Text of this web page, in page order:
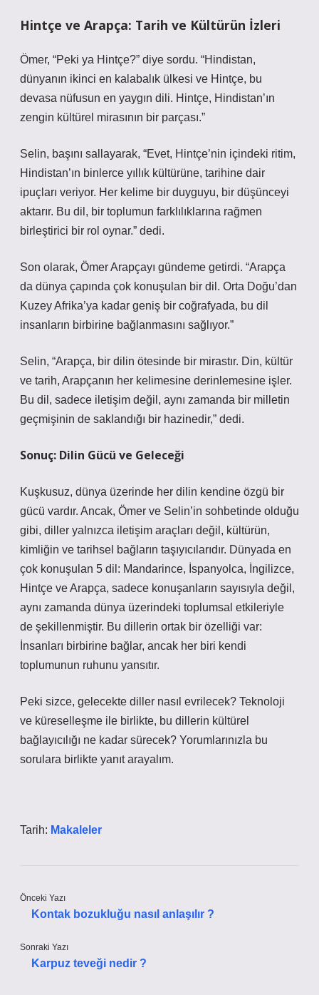
Hintçe ve Arapça: Tarih ve Kültürün İzleri
Ömer, “Peki ya Hintçe?” diye sordu. “Hindistan,
dünyanın ikinci en kalabalık ülkesi ve Hintçe, bu
devasa nüfusun en yaygın dili. Hintçe, Hindistan’ın
zengin kültürel mirasının bir parçası.”
Selin, başını sallayarak, “Evet, Hintçe’nin içindeki ritim,
Hindistan’ın binlerce yıllık kültürüne, tarihine dair
ipuçları veriyor. Her kelime bir duyguyu, bir düşünceyi
aktarır. Bu dil, bir toplumun farklılıklarına rağmen
birleştirici bir rol oynar.” dedi.
Son olarak, Ömer Arapçayı gündeme getirdi. “Arapça
da dünya çapında çok konuşulan bir dil. Orta Doğu’dan
Kuzey Afrika’ya kadar geniş bir coğrafyada, bu dil
insanların birbirine bağlanmasını sağlıyor.”
Selin, “Arapça, bir dilin ötesinde bir mirastır. Din, kültür
ve tarih, Arapçanın her kelimesine derinlemesine işler.
Bu dil, sadece iletişim değil, aynı zamanda bir milletin
geçmişinin de saklandığı bir hazinedir,” dedi.
Sonuç: Dilin Gücü ve Geleceği
Kuşkusuz, dünya üzerinde her dilin kendine özgü bir
gücü vardır. Ancak, Ömer ve Selin’in sohbetinde olduğu
gibi, diller yalnızca iletişim araçları değil, kültürün,
kimliğin ve tarihsel bağların taşıyıcılarıdır. Dünyada en
çok konuşulan 5 dil: Mandarince, İspanyolca, İngilizce,
Hintçe ve Arapça, sadece konuşanların sayısıyla değil,
aynı zamanda dünya üzerindeki toplumsal etkileriyle
de şekillenmiştir. Bu dillerin ortak bir özelliği var:
İnsanları birbirine bağlar, ancak her biri kendi
toplumunun ruhunu yansıtır.
Peki sizce, gelecekte diller nasıl evrilecek? Teknoloji
ve küreselleşme ile birlikte, bu dillerin kültürel
bağlayıcılığı ne kadar sürecek? Yorumlarınızla bu
sorulara birlikte yanıt arayalım.
Tarih: Makaleler
Önceki Yazı
Kontak bozukluğu nasıl anlaşılır ?
Sonraki Yazı
Karpuz teveği nedir ?